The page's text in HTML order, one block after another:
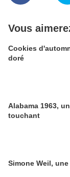
Vous
Cookies
doré
Alabama 1963,
touchant
Simone Weil,